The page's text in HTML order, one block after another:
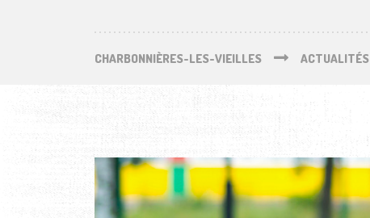
CHARBONNIÈRES-LES-VIEILLES ACTUALITÉS